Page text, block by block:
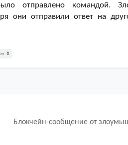
отправлено командой.
они отправили ответ на
Блокчейн-сообщение от